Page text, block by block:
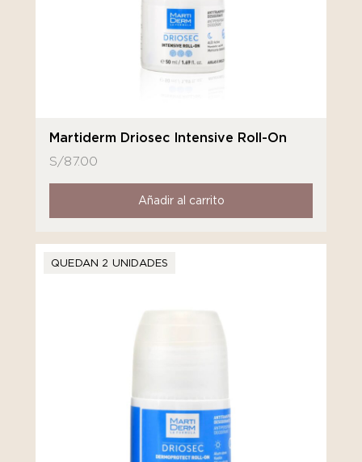
Martiderm Driosec Intensive Roll-On
S/87.00
Añadir al carrito
QUEDAN 2 UNIDADES